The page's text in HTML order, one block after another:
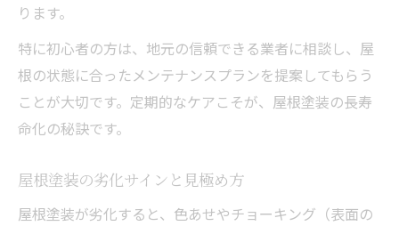
ります。
特に初心者の方は、地元の信頼できる業者に相談し、屋
根の状態に合ったメンテナンスプランを提案してもらう
ことが大切です。定期的なケアこそが、屋根塗装の長寿
命化の秘訣です。
屋根塗装の劣化サインと見極め方
屋根塗装が劣化すると、色あせやチョーキング（表面の